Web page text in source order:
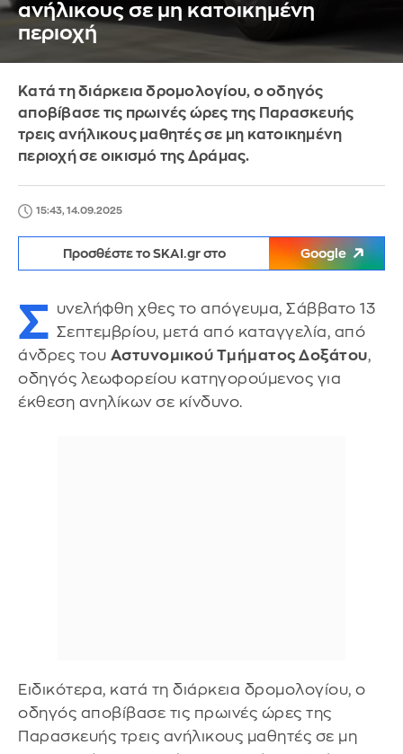
ανήλικους σε μη κατοικημένη
περιοχή
Κατά τη διάρκεια δρομολογίου, ο οδηγός
αποβίβασε τις πρωινές ώρες της Παρασκευής
τρεις ανήλικους μαθητές σε μη κατοικημένη
περιοχή σε οικισμό της Δράμας.
15:43, 14.09.2025
Προσθέστε το SKAI.gr στο Google
Σ υνελήφθη χθες το απόγευμα, Σάββατο 13
Σεπτεμβρίου, μετά από καταγγελία, από
άνδρες του Αστυνομικού Τμήματος Δοξάτου,
οδηγός λεωφορείου κατηγορούμενος για
έκθεση ανηλίκων σε κίνδυνο.
Ειδικότερα, κατά τη διάρκεια δρομολογίου, ο
οδηγός αποβίβασε τις πρωινές ώρες της
Παρασκευής τρεις ανήλικους μαθητές σε μη